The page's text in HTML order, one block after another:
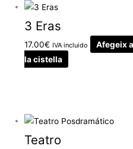
3 Eras
17.00€ IVA incluido
Afegeix a
la cistella
Teatro